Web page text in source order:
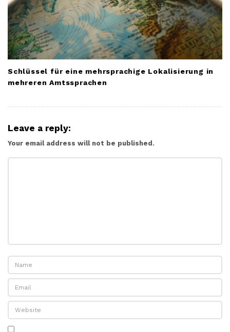
Schlüssel für eine mehrsprachige Lokalisierung in
mehreren Amtssprachen
Leave a reply:
Your email address will not be published.